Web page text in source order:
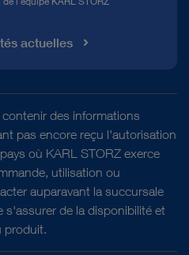
actuelles
des informations
pas encore reçu l'autorisation
où KARL STORZ exerce
utilisation ou
auparavant la succursale
s'assurer de la disponibilité et
produit.